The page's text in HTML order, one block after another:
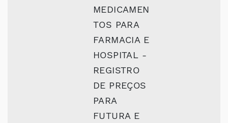
MEDICAMEN
TOS PARA
FARMACIA E
HOSPITAL -
REGISTRO
DE PREÇOS
PARA
FUTURA E